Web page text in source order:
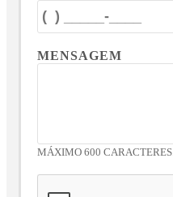
MENSAGEM
MÁXIMO 600 CARACTERES.